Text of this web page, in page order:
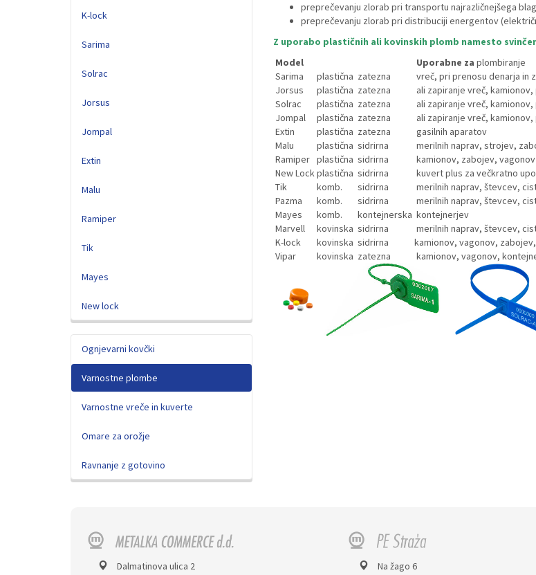
K-lock
Sarima
Solrac
Jorsus
Jompal
Extin
Malu
Ramiper
Tik
Mayes
New lock
Ognjevarni kovčki
Varnostne plombe
Varnostne vreče in kuverte
Omare za orožje
Ravnanje z gotovino
preprečevanju zlorab pri transportu najrazličnejšega
preprečevanju zlorab pri distribuciji energentov
Z uporabo plastičnih ali kovinskih plomb namesto
Model
Uporabne za plombiranje
Sarima
plastična zatezna
vreč, pri prenosu denarja in
Jorsus
plastična zatezna
ali zapiranje vreč,
Solrac
plastična zatezna
ali zapiranje vreč,
Jompal
plastična zatezna
ali zapiranje vreč,
Extin
plastična zatezna
gasilnih aparatov
Malu
plastična sidrirna
merilnih naprav, strojev,
Ramiper plastična sidrirna
kamionov, zabojev, vagonov
New Lockplastična sidrirna
kuvert plus za večkratno
Tik
komb. sidrirna
merilnih naprav, števcev,
Pazma
komb. sidrirna
merilnih naprav, števcev,
Mayes
komb. kontejnerska kontejnerjev
Marvell
kovinska sidrirna
merilnih naprav, števcev,
K-lock
kovinska sidrirna
kamionov, vagonov,
Vipar
kovinska zatezna kamionov, vagonov,
Dalmatinova ulica 2 Na žago 6